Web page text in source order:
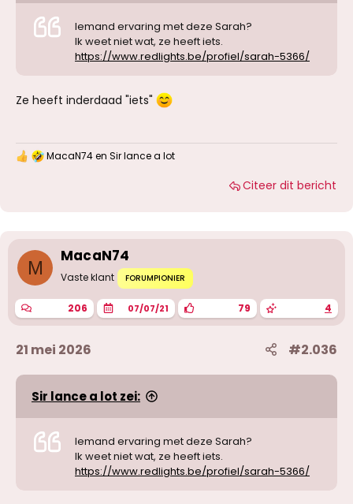
Iemand ervaring met deze Sarah?
Ik weet niet wat, ze heeft iets.
https://www.redlights.be/profiel/sarah-5366/
Ze heeft inderdaad "iets"
W
n
g
n
:
MacaN74en Sir lance a lot
Citeer dit bericht
M
MacaN74
Vaste klant FORUMPIONIER
206 07/07/21 79 4
21 mei 2026 #2.036
Sir lance a lot zei:
Iemand ervaring met deze Sarah?
Ik weet niet wat, ze heeft iets.
https://www.redlights.be/profiel/sarah-5366/